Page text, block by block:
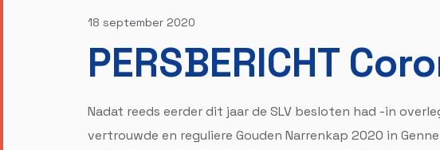
18 september 2020
PERSBERICHT
Nadat reeds eerder dit jaar de SLV besloten had -in
vertrouwde en reguliere Gouden Narrenkap 2020 in